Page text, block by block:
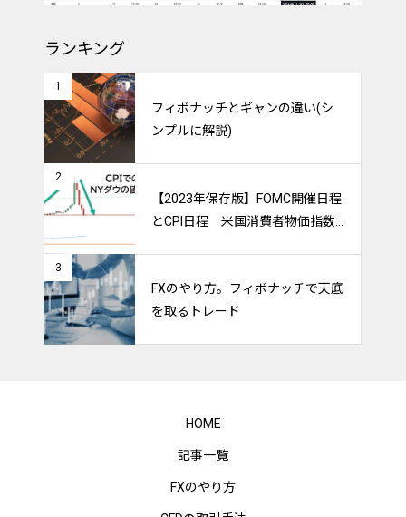
ランキング
1
フィボナッチとギャンの違い(シ
ンプルに解説)
2
【2023年保存版】FOMC開催日程
とCPI日程 米国消費者物価指数
3
FXのやり方。フィボナッチで天底
を取るトレード
HOME
記事一覧
FXのやり方